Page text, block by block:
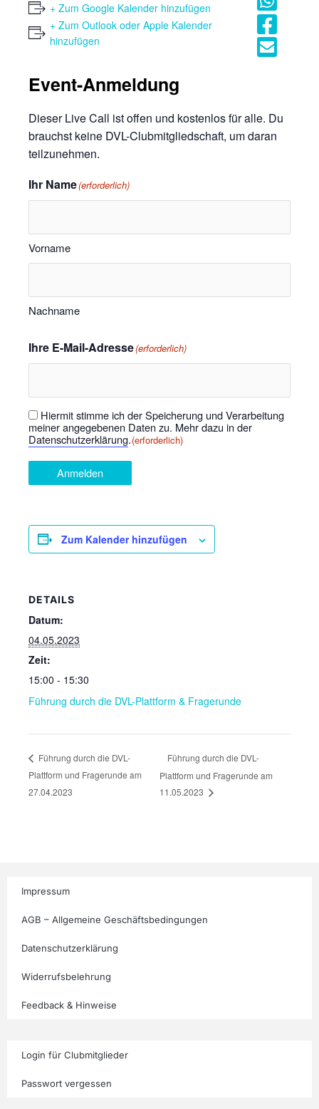
+ Zum Google Kalender hinzufügen
+ Zum Outlook oder Apple Kalender
hinzufügen
Event-Anmeldung
Dieser Live Call ist offen und kostenlos für alle. Du
brauchst keine DVL-Clubmitgliedschaft, um daran
teilzunehmen.
Ihr Name(erforderlich)
Vorname
Nachname
Ihre E-Mail-Adresse(erforderlich)
Einwilligung(erforderlich)
Hiermit stimme ich der Speicherung und Verarbeitung
meiner angegebenen Daten zu. Mehr dazu in der
Datenschutzerklärung.(erforderlich)
Anmelden
Zum Kalender hinzufügen
DETAILS
Datum:
04.05.2023
Zeit:
15:00 - 15:30
Führung durch die DVL-Plattform & Fragerunde
Führung durch die DVL-
Plattform und Fragerunde am
27.04.2023
Führung durch die DVL-
Plattform und Fragerunde am
11.05.2023
Impressum
AGB – Allgemeine Geschäftsbedingungen
Datenschutzerklärung
Widerrufsbelehrung
Feedback & Hinweise
Login für Clubmitglieder
Passwort vergessen